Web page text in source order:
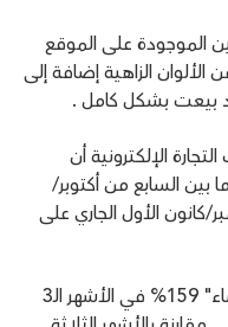
الموجودة على الموقع
الألوان الزاهية إضافة إلى
قد بيعت بشكل كامل .
الإلكترونية أن
الكوفية زادت 75% في 56 يوما بين السابع من أكتوبر/
كانون الأول الجاري على
وزاد البحث عن "وشاح فلسطيني للنساء" 159% في الأشهر الـ3